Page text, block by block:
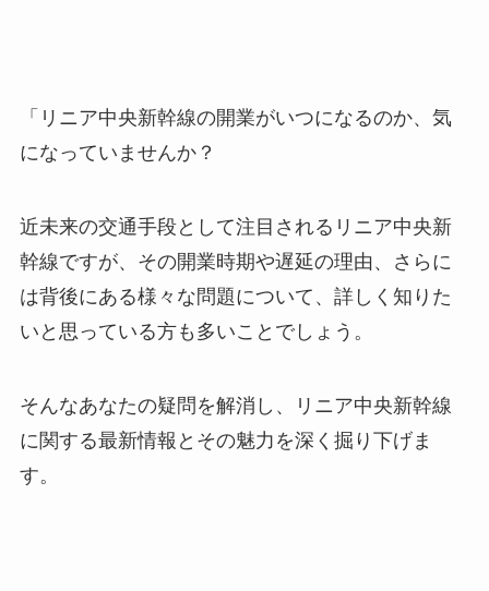
「リニア中央新幹線の開業がいつになるのか、気
になっていませんか？
近未来の交通手段として注目されるリニア中央新
幹線ですが、その開業時期や遅延の理由、さらに
は背後にある様々な問題について、詳しく知りた
いと思っている方も多いことでしょう。
そんなあなたの疑問を解消し、リニア中央新幹線
に関する最新情報とその魅力を深く掘り下げま
す。